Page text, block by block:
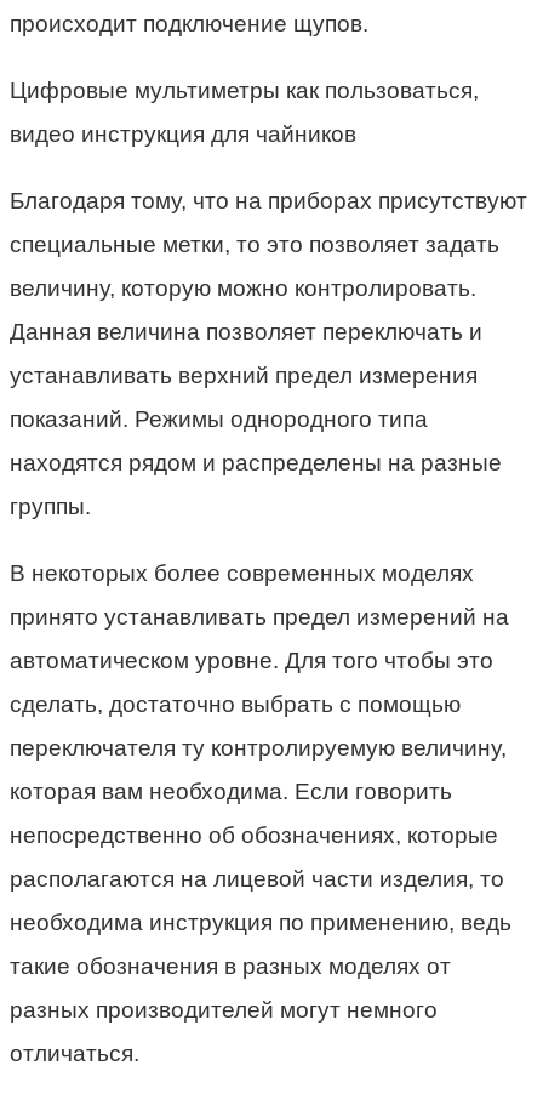
происходит подключение щупов.
Цифровые мультиметры как пользоваться,
видео инструкция для чайников
Благодаря тому, что на приборах присутствуют
специальные метки, то это позволяет задать
величину, которую можно контролировать.
Данная величина позволяет переключать и
устанавливать верхний предел измерения
показаний. Режимы однородного типа
находятся рядом и распределены на разные
группы.
В некоторых более современных моделях
принято устанавливать предел измерений на
автоматическом уровне. Для того чтобы это
сделать, достаточно выбрать с помощью
переключателя ту контролируемую величину,
которая вам необходима. Если говорить
непосредственно об обозначениях, которые
располагаются на лицевой части изделия, то
необходима инструкция по применению, ведь
такие обозначения в разных моделях от
разных производителей могут немного
отличаться.